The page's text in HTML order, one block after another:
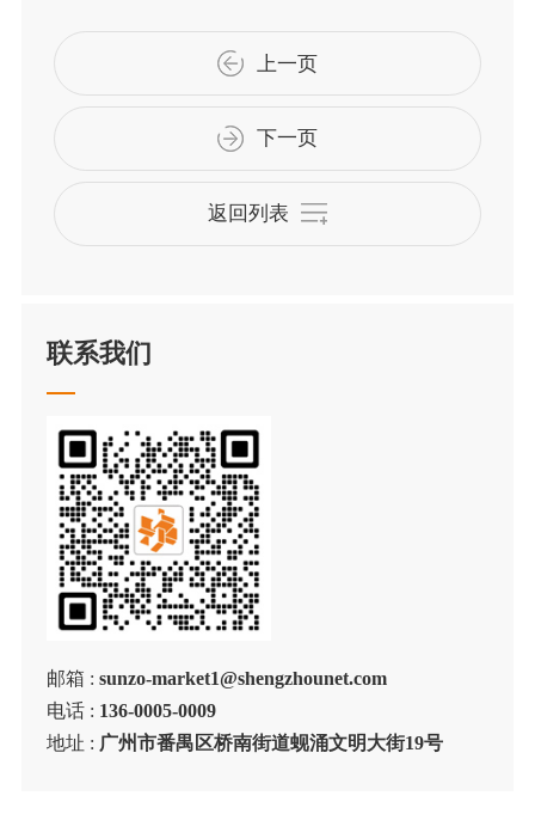
上一页
下一页
返回列表
联系我们
邮箱 : sunzo-market1@shengzhounet.com
电话 : 136-0005-0009
地址 : 广州市番禺区桥南街道蚬涌文明大街19号